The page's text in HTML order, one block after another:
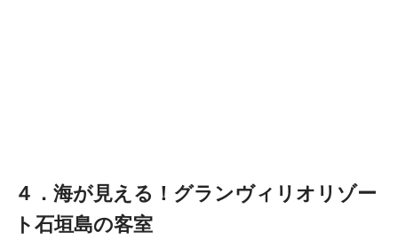
４．海が見える！グランヴィリオリゾー
ト石垣島の客室